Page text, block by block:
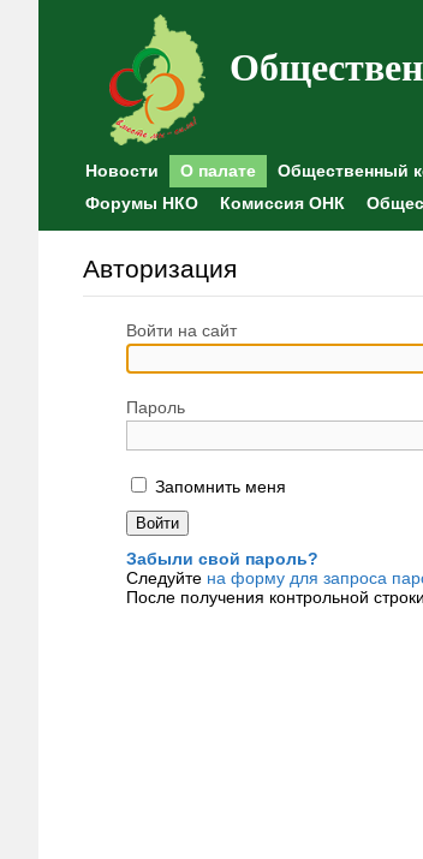
Новости О палате Общественный
Форумы НКО
Комиссия ОНК
Авторизация
Войти на сайт
Пароль
Запомнить меня
Забыли свой пароль?
Следуйте на форму для запроса
После получения контрольной